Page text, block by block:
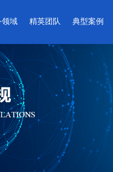
领域 精英团队 典型案例